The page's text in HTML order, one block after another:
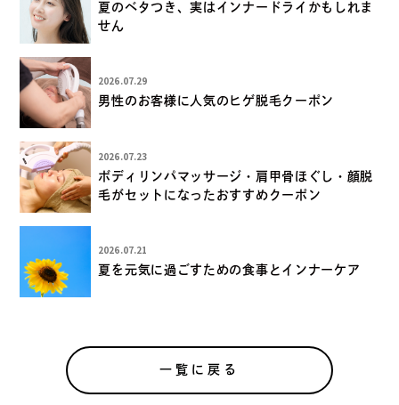
夏のベタつき、実はインナードライかもしれま
せん
2026.07.29
男性のお客様に人気のヒゲ脱毛クーポン
2026.07.23
ボディリンパマッサージ・肩甲骨ほぐし・顔脱
毛がセットになったおすすめクーポン
2026.07.21
夏を元気に過ごすための食事とインナーケア
一覧に戻る